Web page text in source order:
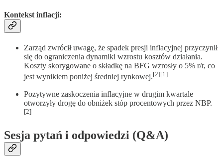
Kontekst inflacji:
Zarząd zwrócił uwagę, że spadek presji inflacyjnej przyczynił
się do ograniczenia dynamiki wzrostu kosztów działania.
Koszty skorygowane o składkę na BFG wzrosły o 5% r/r, co
jest wynikiem poniżej średniej rynkowej.[2][1]
Pozytywne zaskoczenia inflacyjne w drugim kwartale
otworzyły drogę do obniżek stóp procentowych przez NBP.
[2]
Sesja pytań i odpowiedzi (Q&A)